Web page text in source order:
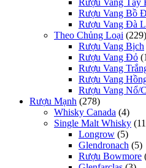
Rượu Vang Tây
Rượu Vang Bồ
Rượu Vang Đà
Theo Chủng Loại (229)
Rượu Vang Bịch
Rượu Vang Đỏ
Rượu Vang
Rượu Vang
Rượu Vang Nổ/
Rượu Mạnh (278)
Whisky Canada (4)
Single Malt Whisky
Longrow (5)
Glendronach (5)
Rượu Bowmore